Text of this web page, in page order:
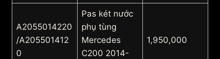
A2055014220
/A205501412
0
Pas két nước
phụ tùng
Mercedes
C200 2014-
1,950,000